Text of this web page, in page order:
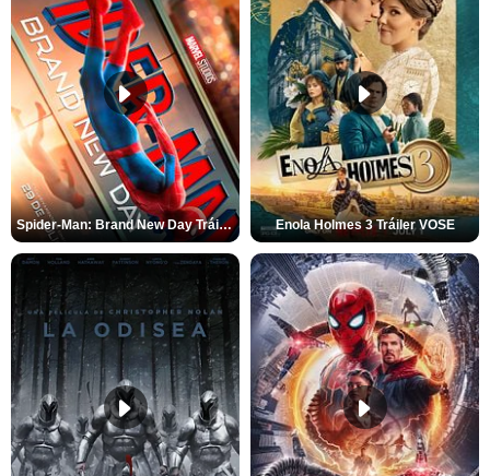
Spider-Man: Brand New Day Tráiler (3) Enola Holmes 3 Tráiler VOSE